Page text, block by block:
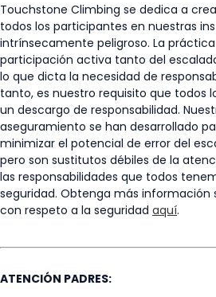
Touchstone Climbing se dedica a
todos los participantes en nuestras
intrínsecamente peligroso. La
participación activa tanto del
lo que dicta la necesidad de
tanto, es nuestro requisito que todos
un descargo de responsabilidad.
aseguramiento se han desarrollado
minimizar el potencial de error del
pero son sustitutos débiles de la
las responsabilidades que todos
seguridad. Obtenga más información
con respeto a la seguridad aquí.
ATENCIÓN PADRES: